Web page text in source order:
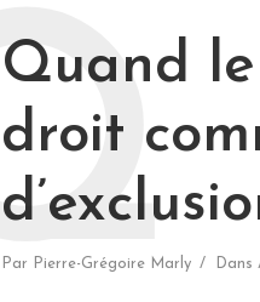
Quand
droit
Par Pierre-Grégoire Marly Dans
Q